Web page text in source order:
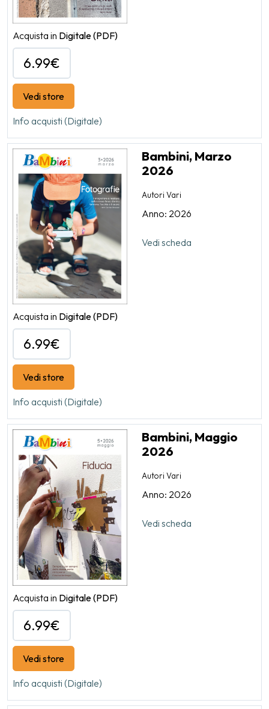
Acquista in Digitale(PDF)
6.99€
Vedi store
Info acquisti (Digitale)
Bambini, Marzo
2026
Autori Vari
Anno: 2026
Vedi scheda
Acquista in Digitale(PDF)
6.99€
Vedi store
Info acquisti (Digitale)
Bambini, Maggio
2026
Autori Vari
Anno: 2026
Vedi scheda
Acquista in Digitale(PDF)
6.99€
Vedi store
Info acquisti (Digitale)